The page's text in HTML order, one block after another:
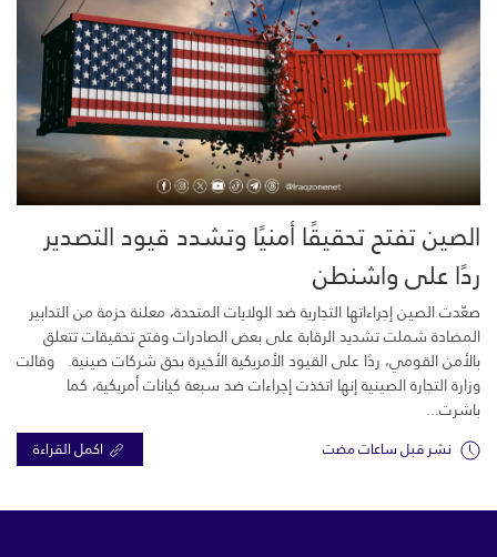
الصين تفتح تحقيقًا أمنيًا وتشدد قيود التصدير
ردًا على واشنطن
صعّدت الصين إجراءاتها التجارية ضد الولايات المتحدة، معلنة حزمة من التدابير
المضادة شملت تشديد الرقابة على بعض الصادرات وفتح تحقيقات تتعلق
بالأمن القومي، ردًا على القيود الأمريكية الأخيرة بحق شركات صينية. وقالت
وزارة التجارة الصينية إنها اتخذت إجراءات ضد سبعة كيانات أمريكية، كما
باشرت...
نشر قبل ساعات مضت اكمل القراءة